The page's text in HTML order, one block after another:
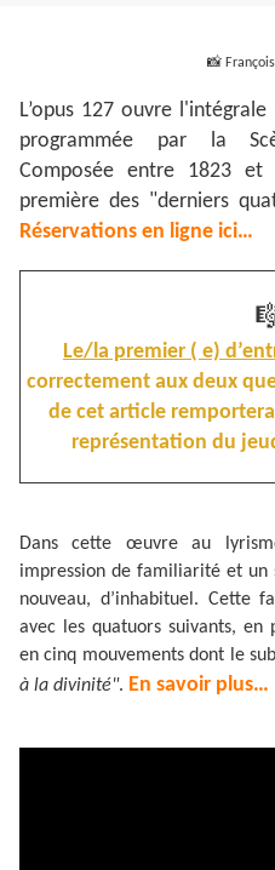
📸
L’opus 127 ouvre
programmée par la
Composée entre 1823
première des "derniers
Réservations en ligne ici…
Le/la premier ( e)
correctement aux deux
de cet article remportera
représentation du
Dans cette œuvre au
impression de familiarité et un
nouveau, d’inhabituel. Cette
avec les quatuors suivants,
en cinq mouvements dont le
à la divinité". En savoir plus…